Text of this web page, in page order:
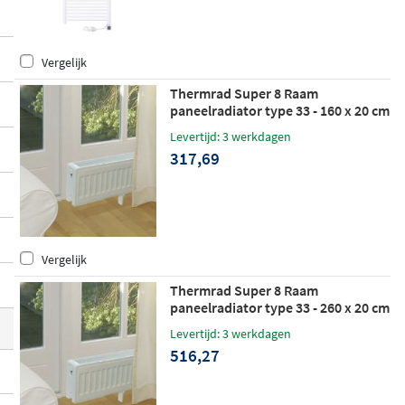
of geborsteld RVS, en is beschikbaar als
atergevoed, volledig elektrischof hybride
voor lage temperatuurverwarming.
Vergelijk
Thermrad Super 8 Raam
paneelradiator type 33 - 160 x 20 cm
Levertijd: 3 werkdagen
317,69
Vergelijk
Thermrad Super 8 Raam
paneelradiator type 33 - 260 x 20 cm
(L x H)
Levertijd: 3 werkdagen
516,27